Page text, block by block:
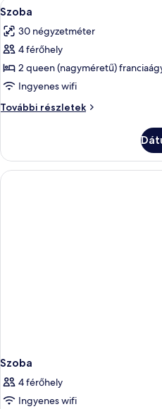
további
A
következő
szoba
összes
képének
megtekintése:
Szoba
2
Szoba
30 négyzetméter
4 férőhely
2 queen (nagyméretű)
Ingyenes wifi
További részletek
Szoba
Szoba
4 férőhely
Ingyenes wifi